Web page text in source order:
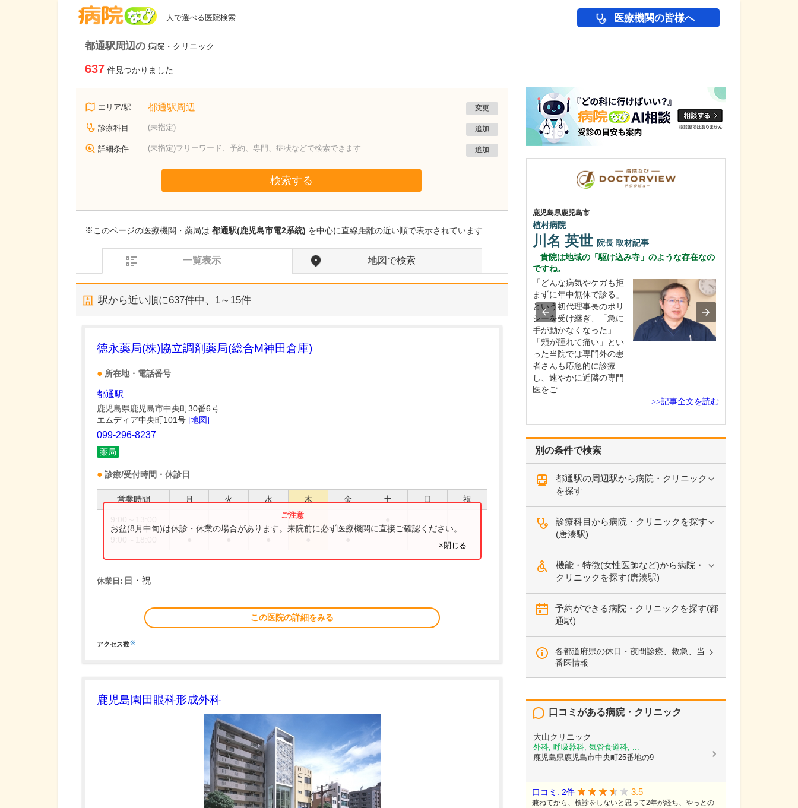
人で選べる医院検索 医療機関の皆様へ
都通駅周辺の 病院・クリニック
637 件見つかりました
エリア/駅 都通駅周辺 変更
診療科目 (未指定) 追加
詳細条件 (未指定)フリーワード、予約、専門、症状などで検索できます 追加
検索する
※このページの医療機関・薬局は 都通駅(鹿児島市電2系統) を中心に直線距離の近い順で表示されています
一覧表示 地図で検索
駅から近い順に637件中、 1～15件
徳永薬局(株)協立調剤薬局(総合M神田倉庫)
所在地・電話番号
都通駅
鹿児島県鹿児島市中央町30番6号
エムディア中央町101号 [地図]
099-296-8237
薬局
診療/受付時間・休診日
営業時間 月 火 水 木 金 土 日 祝
お盆(8月中旬)は休診・休業の場合があります。来院前に必ず医療機関に直接ご確認ください。
×閉じる
休業日: 日・祝
この医院の詳細をみる
アクセス数※
鹿児島園田眼科形成外科
別の条件で検索
都通駅の周辺駅から病院・クリニック
を探す
診療科目から病院・クリニックを探す
(唐湊駅)
機能・特徴(女性医師など)から病院・
クリニックを探す(唐湊駅)
予約ができる病院・クリニックを探す(都
通駅)
各都道府県の休日・夜間診療、救急、当
番医情報
口コミがある病院・クリニック
大山クリニック
外科, 呼吸器科, 気管食道科, ...
鹿児島県鹿児島市中央町25番地の9
口コミ: 2件 3.5
兼ねてから、検診をしないと思って2年が経ち、やっとの
鹿児島県鹿児島市
植村病院
川名 英世 院長 取材記事
貴院は地域の「駆け込み寺」のような存在なの
ですね。
「どんな病気やケガも拒
まずに年中無休で診る」
という初代理事長のポリ
シーを受け継ぎ、「急に
手が動かなくなった」
「頬が腫れて痛い」とい
った当院では専門外の患
者さんも応急的に診療
し、速やかに近隣の専門
医をご…
>>記事全文を読む
東京都渋谷区
さめじまクリニック
貴院の特長を教えてください。
当院では、内科・小児
科・皮膚科・リハビリテ